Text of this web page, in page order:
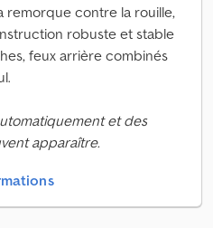
remorque contre la rouille,
robuste et stable
feux arrière combinés
et des
apparaître.